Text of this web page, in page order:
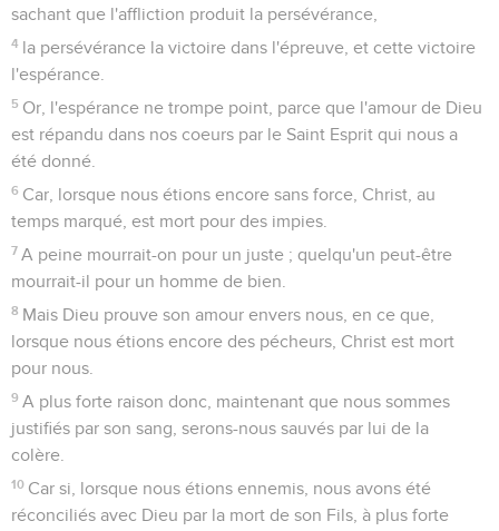
sachant que l'affliction produit la persévérance,
4 la persévérance la victoire dans l'épreuve, et cette victoire
l'espérance.
5 Or, l'espérance ne trompe point, parce que l'amour de Dieu
est répandu dans nos coeurs par le Saint Esprit qui nous a
été donné.
6 Car, lorsque nous étions encore sans force, Christ, au
temps marqué, est mort pour des impies.
7 A peine mourrait-on pour un juste ; quelqu'un peut-être
mourrait-il pour un homme de bien.
8 Mais Dieu prouve son amour envers nous, en ce que,
lorsque nous étions encore des pécheurs, Christ est mort
pour nous.
9 A plus forte raison donc, maintenant que nous sommes
justifiés par son sang, serons-nous sauvés par lui de la
colère.
10 Car si, lorsque nous étions ennemis, nous avons été
réconciliés avec Dieu par la mort de son Fils, à plus forte